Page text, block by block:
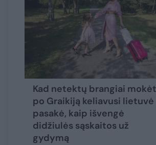
Kad netektų brangiai
po Graikiją keliavusi lietuvė
pasakė, kaip išvengė
didžiulės sąskaitos už
gydymą